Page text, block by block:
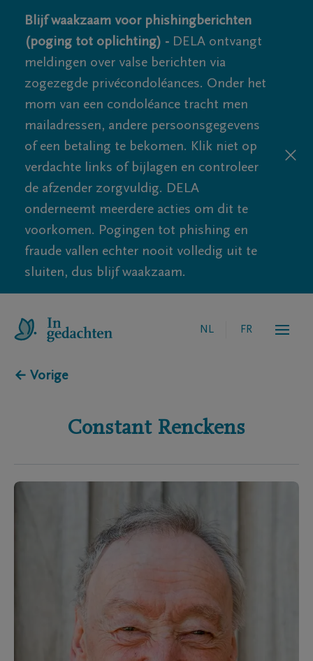
Blijf waakzaam voor phishingberichten
(poging tot oplichting) - DELA ontvangt
meldingen over valse berichten via
zogezegde privécondoléances. Onder het
mom van een condoléance tracht men
mailadressen, andere persoonsgegevens
of een betaling te bekomen. Klik niet op
verdachte links of bijlagen en controleer
de afzender zorgvuldig. DELA
onderneemt meerdere acties om dit te
voorkomen. Pogingen tot phishing en
fraude vallen echter nooit volledig uit te
sluiten, dus blijf waakzaam.
NL FR
← Vorige
Constant Renckens